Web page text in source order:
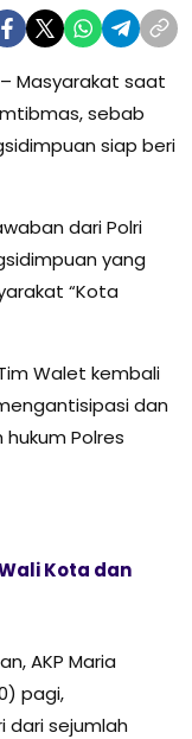
– Masyarakat saat
sebab
siap beri
dari Polri
yang
“Kota
Walet kembali
dan
Polres
Kota dan
AKP Maria
pagi,
dari sejumlah